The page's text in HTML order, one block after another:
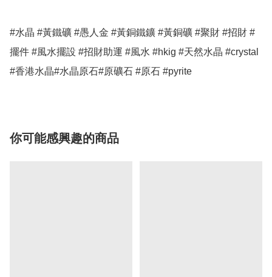
#水晶 #黃鐵礦 #愚人金 #黃銅鐵鑛 #黃銅礦 #聚財 #招財 #
擺件 #風水擺設 #招財助運 #風水 #hkig #天然水晶 #crystal
#香港水晶#水晶原石#原礦石 #原石 #pyrite
你可能感興趣的商品